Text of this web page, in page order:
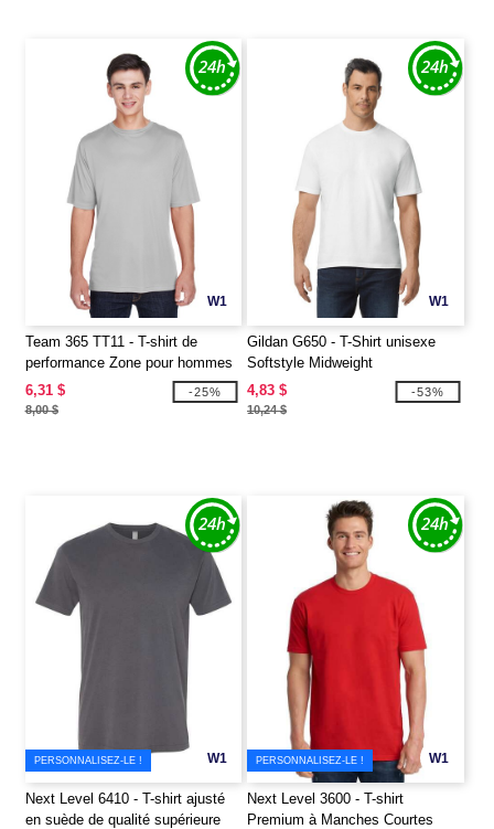
W1
Team 365 TT11 - T-shirt de
performance Zone pour hommes
6,31 $
8,00 $
-25%
W1
Gildan G650 - T-Shirt unisexe
Softstyle Midweight
4,83 $
10,24 $
-53%
W1
PERSONNALISEZ-LE !
Next Level 6410 - T-shirt ajusté
en suède de qualité supérieure
W1
PERSONNALISEZ-LE !
Next Level 3600 - T-shirt
Premium à Manches Courtes